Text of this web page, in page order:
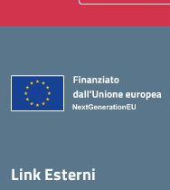
Link Esterni